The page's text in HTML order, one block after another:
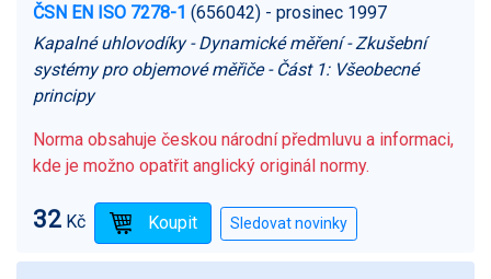
ČSN EN ISO 7278-1 (656042) - prosinec 1997
Kapalné uhlovodíky - Dynamické měření - Zkušební
systémy pro objemové měřiče - Část 1: Všeobecné
principy
Norma obsahuje českou národní předmluvu a informaci,
kde je možno opatřit anglický originál normy.
32 Kč